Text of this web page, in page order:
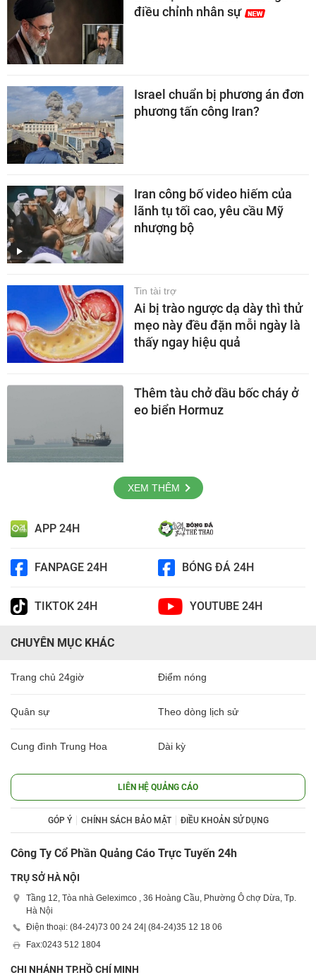
điều chỉnh nhân sự
Israel chuẩn bị phương án đơn
phương tấn công Iran?
Iran công bố video hiếm của
lãnh tụ tối cao, yêu cầu Mỹ
nhượng bộ
Tin tài trợ
Ai bị trào ngược dạ dày thì thử
mẹo này đều đặn mỗi ngày là
thấy ngay hiệu quả
Thêm tàu chở dầu bốc cháy ở
eo biển Hormuz
XEM THÊM
APP 24H
FANPAGE 24H BÓNG ĐÁ 24H
TIKTOK 24H YOUTUBE 24H
CHUYÊN MỤC KHÁC
Trang chủ 24giờ Điểm nóng
Quân sự Theo dòng lịch sử
Cung đình Trung Hoa Dài kỳ
LIÊN HỆ QUẢNG CÁO
GÓP Ý CHÍNH SÁCH BẢO MẬT ĐIỀU KHOẢN SỬ DỤNG
Công Ty Cổ Phần Quảng Cáo Trực Tuyến 24h
TRỤ SỞ HÀ NỘI
Tầng 12, Tòa nhà Geleximco , 36 Hoàng Cầu, Phường Ô chợ Dừa, Tp.
Hà Nội
Điện thoại: (84-24)73 00 24 24| (84-24)35 12 18 06
Fax:0243 512 1804
CHI NHÁNH TP.HỒ CHÍ MINH